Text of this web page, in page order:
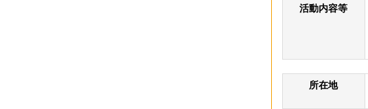
活動内容等
所在地